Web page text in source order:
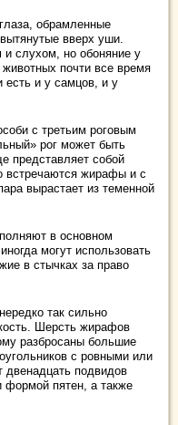
обрамленные
вверх уши.
слухом, но обоняние у
почти все время
есть и у самцов, и у
с третьим роговым
рог может быть
представляет собой
встречаются жирафы и с
вырастает из теменной
в основном
могут использовать
в стычках за право
так сильно
Шерсть жирафов
разбросаны большие
с ровными или
подвидов
пятен, а также